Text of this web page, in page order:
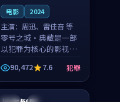
电影 2024
主演： 周迅、雷佳音 等
零号之城·典藏是一部
以犯罪为核心的影视作
品，围绕危机、反转与
人物成长展开，整体节
奏紧凑，值得推荐观
看。
90,472 7.6 犯罪